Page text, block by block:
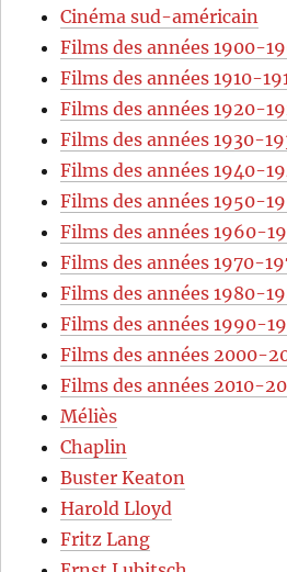
Cinéma sud-américain
Films des années 1900-
Films des années 1910-
Films des années 1920-
Films des années 1930-
Films des années 1940-
Films des années 1950-
Films des années 1960-
Films des années 1970-
Films des années 1980-
Films des années 1990-
Films des années 2000-
Films des années 2010-
Méliès
Chaplin
Buster Keaton
Harold Lloyd
Fritz Lang